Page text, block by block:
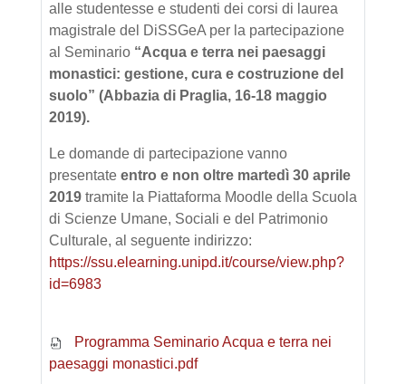
alle studentesse e studenti dei corsi di laurea
magistrale del DiSSGeA per la partecipazione
al Seminario “Acqua e terra nei paesaggi
monastici: gestione, cura e costruzione del
suolo” (Abbazia di Praglia, 16-18 maggio
2019).
Le domande di partecipazione vanno
presentate entro e non oltre martedì 30 aprile
2019 tramite la Piattaforma Moodle della Scuola
di Scienze Umane, Sociali e del Patrimonio
Culturale, al seguente indirizzo:
https://ssu.elearning.unipd.it/course/view.php?
id=6983
Programma Seminario Acqua e terra nei
paesaggi monastici.pdf